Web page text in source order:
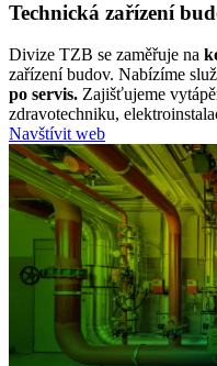
Technická zařízení
Divize TZB se zaměřuje na
zařízení budov. Nabízíme
po servis. Zajišťujeme
zdravotechniku,
Navštívit web